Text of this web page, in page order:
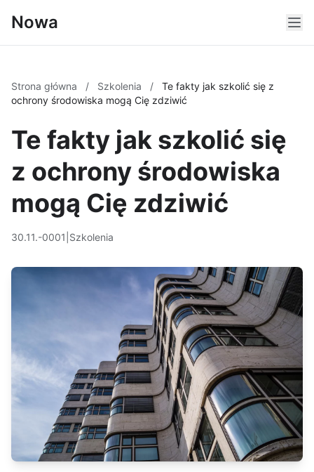
Nowa
Strona główna / Szkolenia /
Te fakty jak szkolić się z
ochrony środowiska mogą Cię zdziwić
Te fakty jak szkolić się
z ochrony środowiska
mogą Cię zdziwić
30.11.-0001 Szkolenia